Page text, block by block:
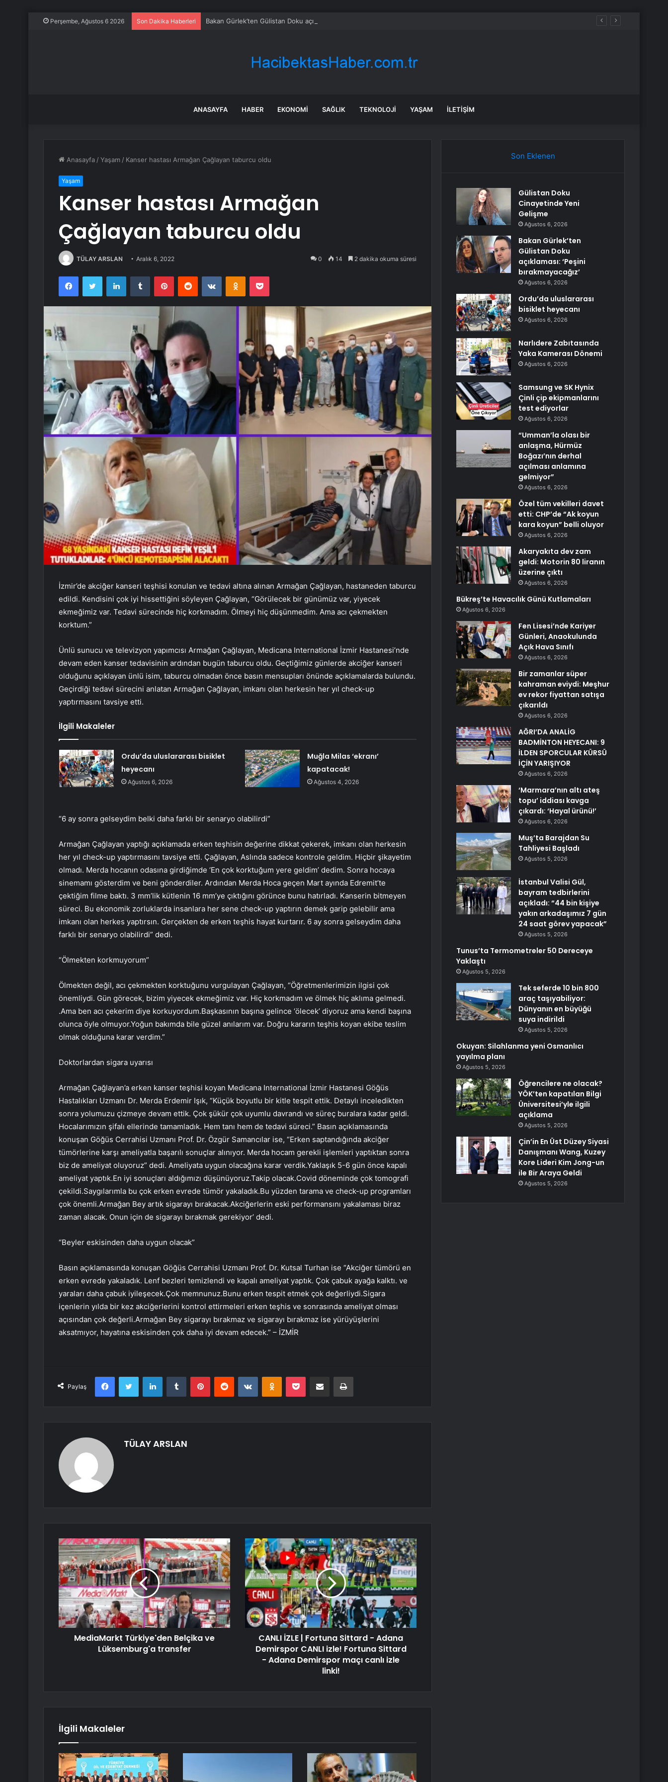
Perşembe, Ağustos 6 2026 Son Dakika Haberleri Bakan Gürlek’ten Gülistan Doku açıklaması: ‘Peşini bırakmayacağız’
ANASAYFA HABER EKONOMI SAĞLIK TEKNOLOJI YAŞAM İLETIŞIM
Anasayfa /Yaşam / Kanser hastası Armağan Çağlayan taburcu oldu
Yaşam
Kanser hastası Armağan
Çağlayan taburcu oldu
TÜLAY ARSLAN Aralık 6, 2022 0 14 2 dakika okuma süresi
FacebookTwitter LinkedInTumblr PinterestReddit VKontakteOdnoklassniki
Pocket
İzmir’de akciğer kanseri teşhisi konulan ve tedavi altına alınan Armağan Çağlayan, hastaneden taburcu
edildi. Kendisini çok iyi hissettiğini söyleyen Çağlayan, “Görülecek bir günümüz var, yiyecek
ekmeğimiz var. Tedavi sürecinde hiç korkmadım. Ölmeyi hiç düşünmedim. Ama acı çekmekten
korktum.”
Ünlü sunucu ve televizyon yapımcısı Armağan Çağlayan, Medicana International İzmir Hastanesi’nde
devam eden kanser tedavisinin ardından bugün taburcu oldu. Geçtiğimiz günlerde akciğer kanseri
olduğunu açıklayan ünlü isim, taburcu olmadan önce basın mensupları önünde açıklamalarda bulundu.
Geçirdiği tedavi sürecini anlatan Armağan Çağlayan, imkanı olan herkesin her yıl check-up
yaptırmasını tavsiye etti.
İlgili Makaleler
Ordu’da uluslararası bisiklet
heyecanı
Ağustos 6, 2026
Muğla Milas ‘ekranı’
kapatacak!
Ağustos 4, 2026
“6 ay sonra gelseydim belki daha farklı bir senaryo olabilirdi”
Armağan Çağlayan yaptığı açıklamada erken teşhisin değerine dikkat çekerek, imkanı olan herkesin
her yıl check-up yaptırmasını tavsiye etti. Çağlayan, Aslında sadece kontrole geldim. Hiçbir şikayetim
olmadı. Merda hocanın odasına girdiğimde ‘En çok korktuğum yere geldim’ dedim. Sonra hocaya
sinemamı gösterdim ve beni gönderdiler. Ardından Merda Hoca geçen Mart ayında Edremit’te
çektiğim filme baktı. 3 mm’lik kütlenin 16 mm’ye çıktığını görünce bunu hatırladı. Kanserin bitmeyen
süreci. Bu ekonomik zorluklarda insanlara her sene check-up yaptırın demek garip gelebilir ama
imkanı olan herkes yaptırsın. Gerçekten de erken teşhis hayat kurtarır. 6 ay sonra gelseydim daha
farklı bir senaryo olabilirdi” dedi.
“Ölmekten korkmuyorum”
Ölmekten değil, acı çekmekten korktuğunu vurgulayan Çağlayan, “Öğretmenlerimizin ilgisi çok
önemliydi. Gün görecek, bizim yiyecek ekmeğimiz var. Hiç korkmadım ve ölmek hiç aklıma gelmedi.
.Ama ben acı çekerim diye korkuyordum.Başkasının başına gelince ‘ölecek’ diyoruz ama kendi başına
olunca öyle olmuyor.Yoğun bakımda bile güzel anılarım var. Doğru kararın teşhis koyan ekibe teslim
olmak olduğuna karar verdim.”
Doktorlardan sigara uyarısı
Armağan Çağlayan’a erken kanser teşhisi koyan Medicana International İzmir Hastanesi Göğüs
Hastalıkları Uzmanı Dr. Merda Erdemir Işık, “Küçük boyutlu bir kitle tespit ettik. Detaylı inceledikten
sonra yolumuzu çizmeye devam ettik. Çok şükür çok uyumlu davrandı ve süreç buralara kadar geldi.
Hocalarımızın şifalı ellerinde tamamladık. Hem tanı hem de tedavi süreci.” Basın açıklamasında
konuşan Göğüs Cerrahisi Uzmanı Prof. Dr. Özgür Samancılar ise, “Erken saptandığında akciğer
tümörlerine karşı ameliyatla başarılı sonuçlar alınıyor. Merda hocam gerekli işlemleri yaptıktan sonra
biz de ameliyat oluyoruz” dedi. Ameliyata uygun olacağına karar verdik.Yaklaşık 5-6 gün önce kapalı
ameliyat yaptık.En iyi sonuçları aldığımızı düşünüyoruz.Takip olacak.Covid döneminde çok tomografi
çekildi.Saygılarımla bu çok erken evrede tümör yakaladık.Bu yüzden tarama ve check-up programları
çok önemli.Armağan Bey artık sigarayı bırakacak.Akciğerlerin eski performansını yakalaması biraz
zaman alacak. Onun için de sigarayı bırakmak gerekiyor’ dedi.
“Beyler eskisinden daha uygun olacak”
Basın açıklamasında konuşan Göğüs Cerrahisi Uzmanı Prof. Dr. Kutsal Turhan ise “Akciğer tümörü en
erken evrede yakaladık. Lenf bezleri temizlendi ve kapalı ameliyat yaptık. Çok çabuk ayağa kalktı. ve
yaraları daha çabuk iyileşecek.Çok memnunuz.Bunu erken tespit etmek çok değerliydi.Sigara
içenlerin yılda bir kez akciğerlerini kontrol ettirmeleri erken teşhis ve sonrasında ameliyat olması
açısından çok değerli.Armağan Bey sigarayı bırakmaz ve sigarayı bırakmaz ise yürüyüşlerini
aksatmıyor, hayatına eskisinden çok daha iyi devam edecek.” – İZMİR
Paylaş
FacebookTwitter LinkedInTumblr PinterestReddit VKontakteOdnoklassniki
Pocket E-Posta ile paylaş Yazdır
TÜLAY ARSLAN
MediaMarkt Türkiye'den Belçika ve
Lüksemburg'a transfer
CANLI İZLE | Fortuna Sittard - Adana
Demirspor CANLI izle! Fortuna Sittard
- Adana Demirspor maçı canlı izle
linki!
İlgili Makaleler
Son Eklenen
Gülistan Doku
Cinayetinde Yeni
Gelişme
Ağustos 6, 2026
Bakan Gürlek’ten
Gülistan Doku
açıklaması: ‘Peşini
bırakmayacağız’
Ağustos 6, 2026
Ordu’da uluslararası
bisiklet heyecanı
Ağustos 6, 2026
Narlıdere Zabıtasında
Yaka Kamerası Dönemi
Ağustos 6, 2026
Samsung ve SK Hynix
Çinli çip ekipmanlarını
test ediyorlar
Ağustos 6, 2026
“Umman’la olası bir
anlaşma, Hürmüz
Boğazı’nın derhal
açılması anlamına
gelmiyor”
Ağustos 6, 2026
Özel tüm vekilleri davet
etti: CHP’de “Ak koyun
kara koyun” belli oluyor
Ağustos 6, 2026
Akaryakıta dev zam
geldi: Motorin 80 liranın
üzerine çıktı
Ağustos 6, 2026
Bükreş’te Havacılık Günü Kutlamaları
Ağustos 6, 2026
Fen Lisesi’nde Kariyer
Günleri, Anaokulunda
Açık Hava Sınıfı
Ağustos 6, 2026
Bir zamanlar süper
kahraman eviydi: Meşhur
ev rekor fiyattan satışa
çıkarıldı
Ağustos 6, 2026
AĞRI’DA ANALİG
BADMİNTON HEYECANI: 9
İLDEN SPORCULAR KÜRSÜ
İÇİN YARIŞIYOR
Ağustos 6, 2026
‘Marmara’nın altı ateş
topu’ iddiası kavga
çıkardı: ‘Hayal ürünü!’
Ağustos 6, 2026
Muş’ta Barajdan Su
Tahliyesi Başladı
Ağustos 5, 2026
İstanbul Valisi Gül,
bayram tedbirlerini
açıkladı: “44 bin kişiye
yakın arkadaşımız 7 gün
24 saat görev yapacak”
Ağustos 5, 2026
Tunus’ta Termometreler 50 Dereceye
Yaklaştı
Ağustos 5, 2026
Tek seferde 10 bin 800
araç taşıyabiliyor:
Dünyanın en büyüğü
suya indirildi
Ağustos 5, 2026
Okuyan: Silahlanma yeni Osmanlıcı
yayılma planı
Ağustos 5, 2026
Öğrencilere ne olacak?
YÖK’ten kapatılan Bilgi
Üniversitesi’yle ilgili
açıklama
Ağustos 5, 2026
Çin’in En Üst Düzey Siyasi
Danışmanı Wang, Kuzey
Kore Lideri Kim Jong-un
ile Bir Araya Geldi
Ağustos 5, 2026